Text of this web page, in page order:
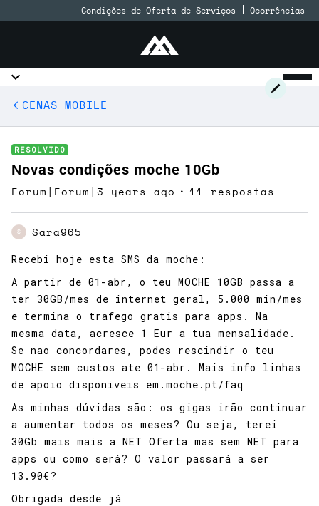
Condições de Oferta de Serviços Ocorrências
CENAS MOBILE
RESOLVIDO
Novas condições moche 10Gb
Forum|Forum|3 years ago 11 respostas
S Sara965
Recebi hoje esta SMS da moche:
A partir de 01-abr, o teu MOCHE 10GB passa a
ter 30GB/mes de internet geral, 5.000 min/mes
e termina o trafego gratis para apps. Na
mesma data, acresce 1 Eur a tua mensalidade.
Se nao concordares, podes rescindir o teu
MOCHE sem custos ate 01-abr. Mais info linhas
de apoio disponiveis em.moche.pt/faq
As minhas dúvidas são: os gigas irão continuar
a aumentar todos os meses? Ou seja, terei
30Gb mais mais a NET Oferta mas sem NET para
apps ou como será? O valor passará a ser
13.90€?
Obrigada desde já